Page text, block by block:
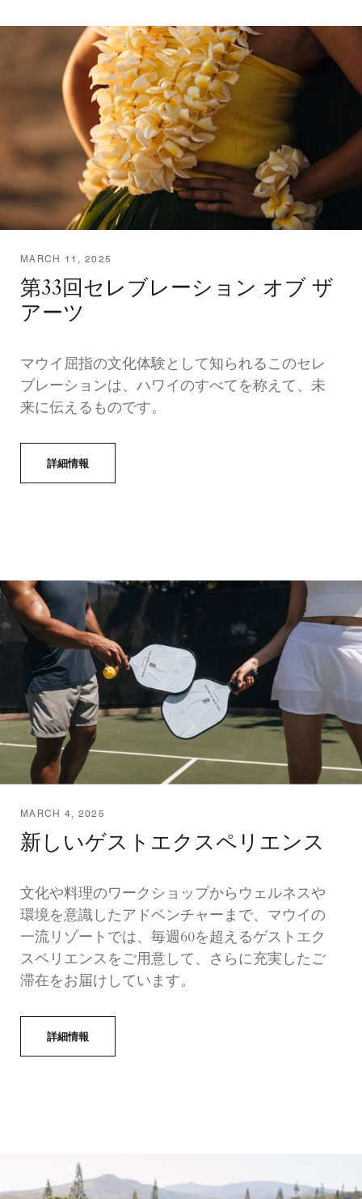
MARCH 11, 2025
第33回セレブレーション オブ ザ
アーツ
マウイ屈指の文化体験として知られるこのセレ
ブレーションは、ハワイのすべてを称えて、未
来に伝えるものです。
詳細情報
MARCH 4, 2025
新しいゲストエクスペリエンス
文化や料理のワークショップからウェルネスや
環境を意識したアドベンチャーまで、マウイの
一流リゾートでは、毎週60を超えるゲストエク
スペリエンスをご用意して、さらに充実したご
滞在をお届けしています。
詳細情報